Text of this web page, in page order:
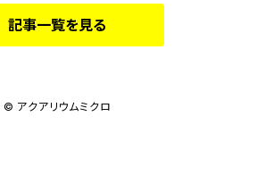
記事一覧を見る
© アクアリウムミクロ